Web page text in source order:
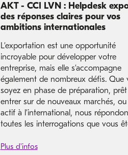
AKT - CCI LVN : Helpdesk
des réponses claires pour vos
ambitions internationales
L’exportation est une opportunité
incroyable pour développer votre
entreprise, mais elle s’accompagne
également de nombreux défis. Que
soyez en phase de préparation,
entrer sur de nouveaux marchés, ou
actif à l’international, nous
toutes les interrogations que vous
Plus d'infos